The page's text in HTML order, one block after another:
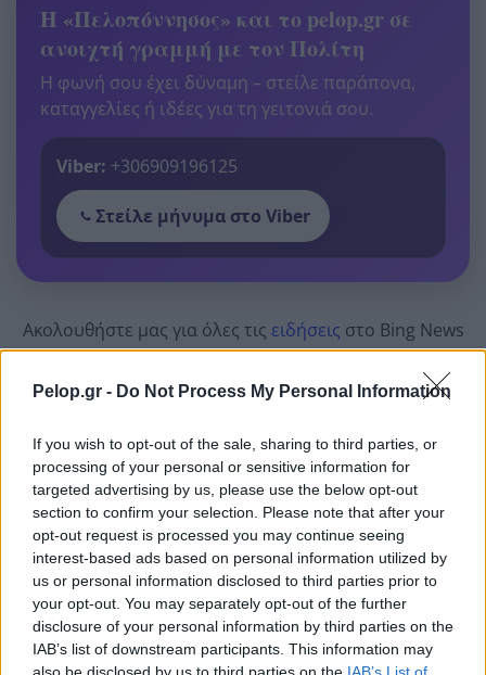
Pelop.gr - Do Not Process My Personal Information
If you wish to opt-out of the sale, sharing to third parties, or
processing of your personal or sensitive information for
targeted advertising by us, please use the below opt-out
section to confirm your selection. Please note that after your
opt-out request is processed you may continue seeing
interest-based ads based on personal information utilized by
us or personal information disclosed to third parties prior to
your opt-out. You may separately opt-out of the further
disclosure of your personal information by third parties on the
IAB’s list of downstream participants. This information may
also be disclosed by us to third parties on the IAB’s List of
Η «Πελοπόννησος» και το pelop.gr σε
ανοιχτή γραμμή με τον Πολίτη
Η φωνή σου έχει δύναμη – στείλε παράπονα,
καταγγελίες ή ιδέες για τη γειτονιά σου.
Viber: +306909196125
Στείλε μήνυμα στο Viber
Ακολουθήστε μας για όλες τις ειδήσεις στο Bing News
και το Google News
Από το Δίκτυο